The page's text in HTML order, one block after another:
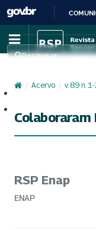
Pesquisar
/ Acervo / v. 89 n.
Colaboraram
RSP Enap
ENAP